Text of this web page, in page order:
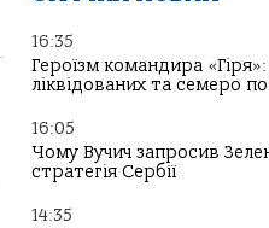
16:35
Героїзм командира
ліквідованих та семеро
16:05
Чому Вучич запросив
стратегія Сербії
14:35